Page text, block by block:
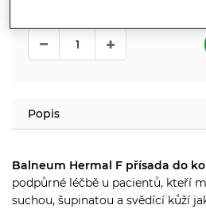
Popis
Balneum Hermal F přísada do
podpůrné léčbě u pacientů, kteří
suchou, šupinatou a svědící kůží